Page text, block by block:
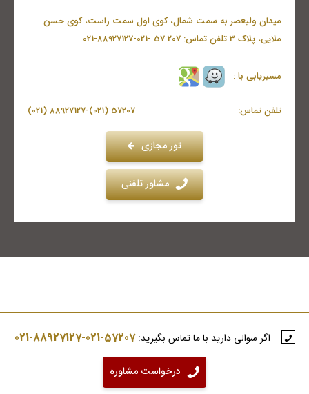
میدان ولیعصر به سمت شمال، کوی اول سمت راست، کوی حسن
ملایی، پلاک 3 تلفن تماس: 207 57 -021-88927127-021
مسیریابی با :
تلفن تماس: 57207 (021)-88927127 (021)
تور مجازی
مشاور تلفنی
اگر سوالی دارید با ما تماس بگیرید:57207-021-88927127-021
درخواست مشاوره